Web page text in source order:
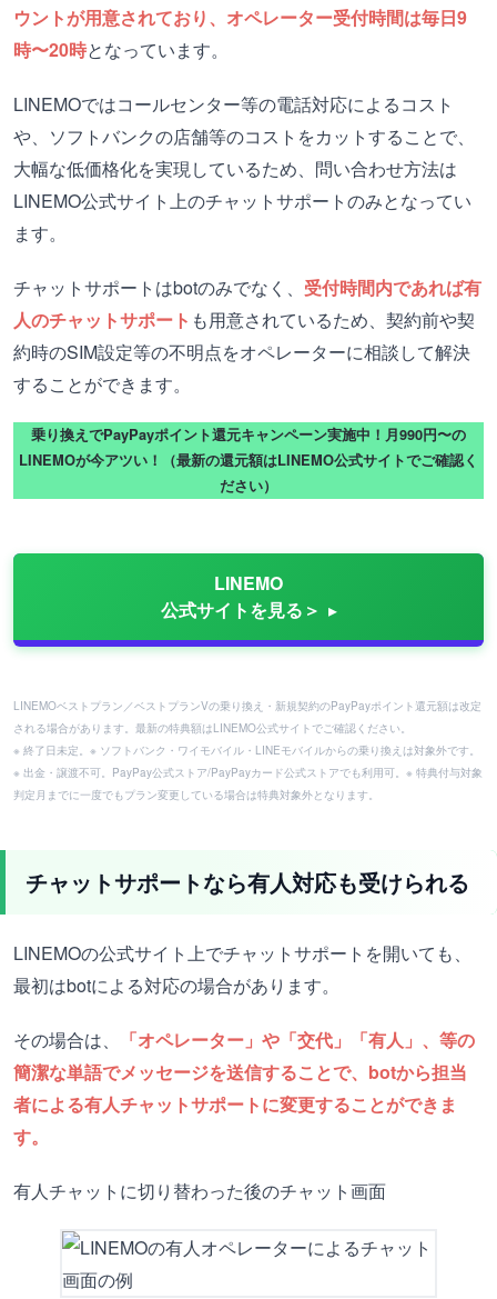
ウントが用意されており、オペレーター受付時間は毎日9
時〜20時となっています。
LINEMOではコールセンター等の電話対応によるコスト
や、ソフトバンクの店舗等のコストをカットすることで、
大幅な低価格化を実現しているため、問い合わせ方法は
LINEMO公式サイト上のチャットサポートのみとなってい
ます。
チャットサポートはbotのみでなく、 受付時間内であれば有
人のチャットサポート も用意されているため、契約前や契
約時のSIM設定等の不明点をオペレーターに相談して解決
することができます。
乗り換えでPayPayポイント還元キャンペーン実施中！月990円〜の
LINEMOが今アツい！（最新の還元額はLINEMO公式サイトでご確認く
ださい）
LINEMO
公式サイトを見る＞
LINEMOベストプラン／ベストプランVの乗り換え・新規契約のPayPayポイント還元額は改定
される場合があります。最新の特典額はLINEMO公式サイトでご確認ください。
※ 終了日未定。※ ソフトバンク・ワイモバイル・LINEモバイルからの乗り換えは対象外です。
※ 出金・譲渡不可。PayPay公式ストア/PayPayカード公式ストアでも利用可。※ 特典付与対象
判定月までに一度でもプラン変更している場合は特典対象外となります。
チャットサポートなら有人対応も受けられる
LINEMOの公式サイト上でチャットサポートを開いても、
最初はbotによる対応の場合があります。
その場合は、 「オペレーター」や 「交代」「有人」、等の
簡潔な単語でメッセージを送信することで、botから担当
者による有人チャットサポートに変更することができま
す。
有人チャットに切り替わった後のチャット画面